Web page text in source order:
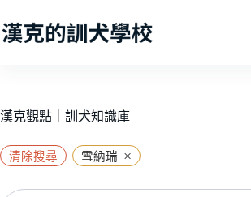
至
容
漢克觀點｜訓犬知識庫
清除搜尋 雪納瑞 ×